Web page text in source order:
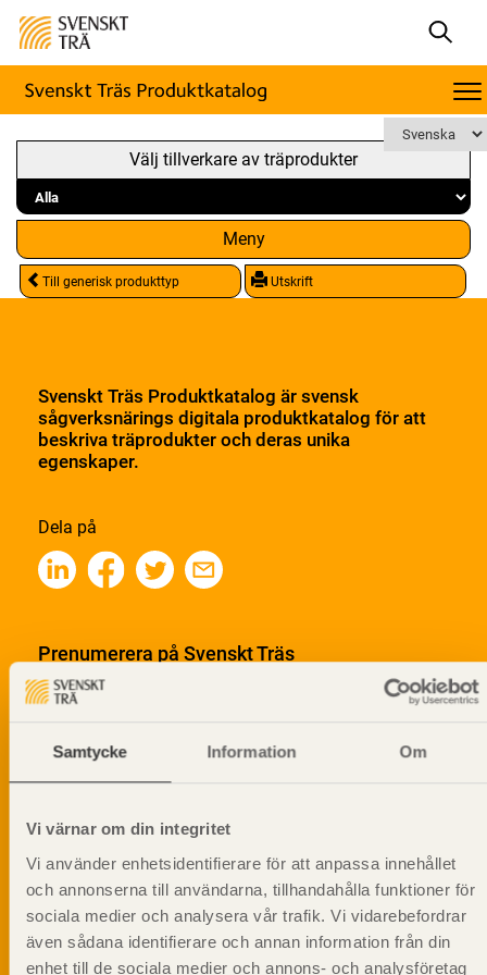
Samtycke Information Om
Vi värnar om din integritet
Vi använder enhetsidentifierare för att anpassa innehållet
och annonserna till användarna, tillhandahålla funktioner för
sociala medier och analysera vår trafik. Vi vidarebefordrar
även sådana identifierare och annan information från din
enhet till de sociala medier och annons- och analysföretag
Välj tillverkare av träprodukter
Meny
Till generisk produkttyp Utskrift
Svenskt Träs Produktkatalog är svensk
sågverksnärings digitala produktkatalog för att
beskriva träprodukter och deras unika
egenskaper.
Dela på
Prenumerera på Svenskt Träs
informationsutskick!